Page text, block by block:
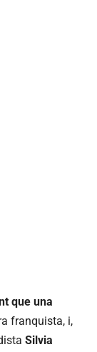
que una
franquista, i,
Silvia